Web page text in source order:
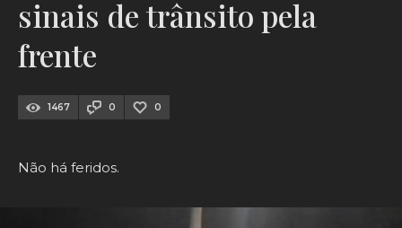
sinais de trânsito pela
frente
1467 0 0
Não há feridos.